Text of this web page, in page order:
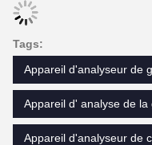
Tags:
Appareil d'analyseur de
Appareil d' analyse de
Appareil d'analyseur de